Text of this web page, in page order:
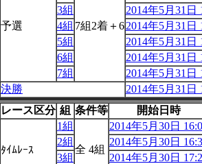
予選 7組2着＋6
3組
2014年5月31日
4組
2014年5月31日
5組
2014年5月31日
6組
2014年5月31日
7組
2014年5月31日
決勝
2014年5月31日
レース区分 組 条件等
開始日時
ﾀｲﾑﾚｰｽ
1組
全 4組
2014年5月30日
2組
2014年5月30日
3組
2014年5月30日